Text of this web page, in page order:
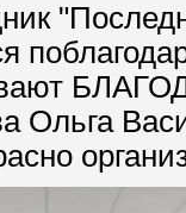
Ольга